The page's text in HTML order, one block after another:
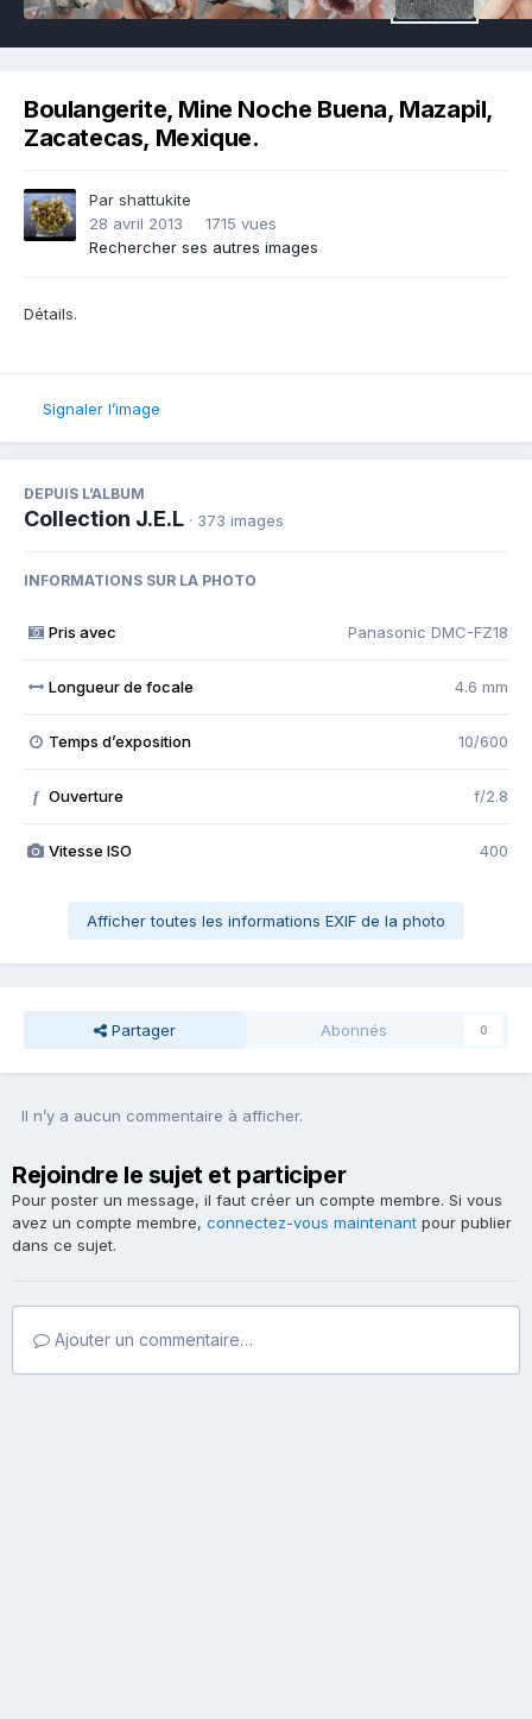
Boulangerite, Mine Noche Buena, Mazapil,
Zacatecas, Mexique.
Par shattukite
28 avril 2013
1715 vues
Rechercher ses autres images
Détails.
Signaler l’image
DEPUIS L’ALBUM
Collection J.E.L · 373 images
INFORMATIONS SUR LA PHOTO
Pris avec Panasonic DMC-FZ18
Longueur de focale 4.6 mm
Temps d’exposition 10/600
f Ouverture f/2.8
Vitesse ISO 400
Afficher toutes les informations EXIF de la photo
Partager Abonnés 0
Il n’y a aucun commentaire à afficher.
Rejoindre le sujet et participer
Pour poster un message, il faut créer un compte membre. Si vous
avez un compte membre, connectez-vous maintenant pour publier
dans ce sujet.
Ajouter un commentaire…